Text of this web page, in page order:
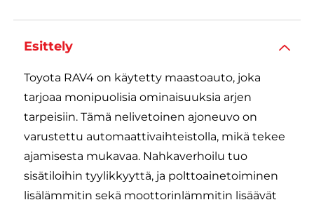
Esittely
Toyota RAV4 on käytetty maastoauto, joka
tarjoaa monipuolisia ominaisuuksia arjen
tarpeisiin. Tämä nelivetoinen ajoneuvo on
varustettu automaattivaihteistolla, mikä tekee
ajamisesta mukavaa. Nahkaverhoilu tuo
sisätiloihin tyylikkyyttä, ja polttoainetoiminen
lisälämmitin sekä moottorinlämmitin lisäävät